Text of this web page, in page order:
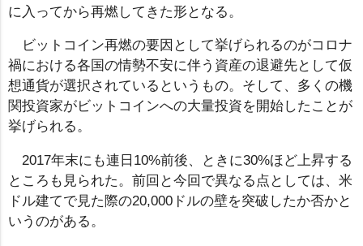
に入ってから再燃してきた形となる。
ビットコイン再燃の要因として挙げられるのがコロナ
禍における各国の情勢不安に伴う資産の退避先として仮
想通貨が選択されているというもの。そして、多くの機
関投資家がビットコインへの大量投資を開始したことが
挙げられる。
2017年末にも連日10%前後、ときに30%ほど上昇する
ところも見られた。前回と今回で異なる点としては、米
ドル建てで見た際の20,000ドルの壁を突破したか否かと
いうのがある。